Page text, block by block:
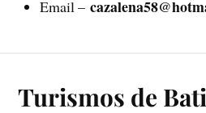
Email –
Turismos de